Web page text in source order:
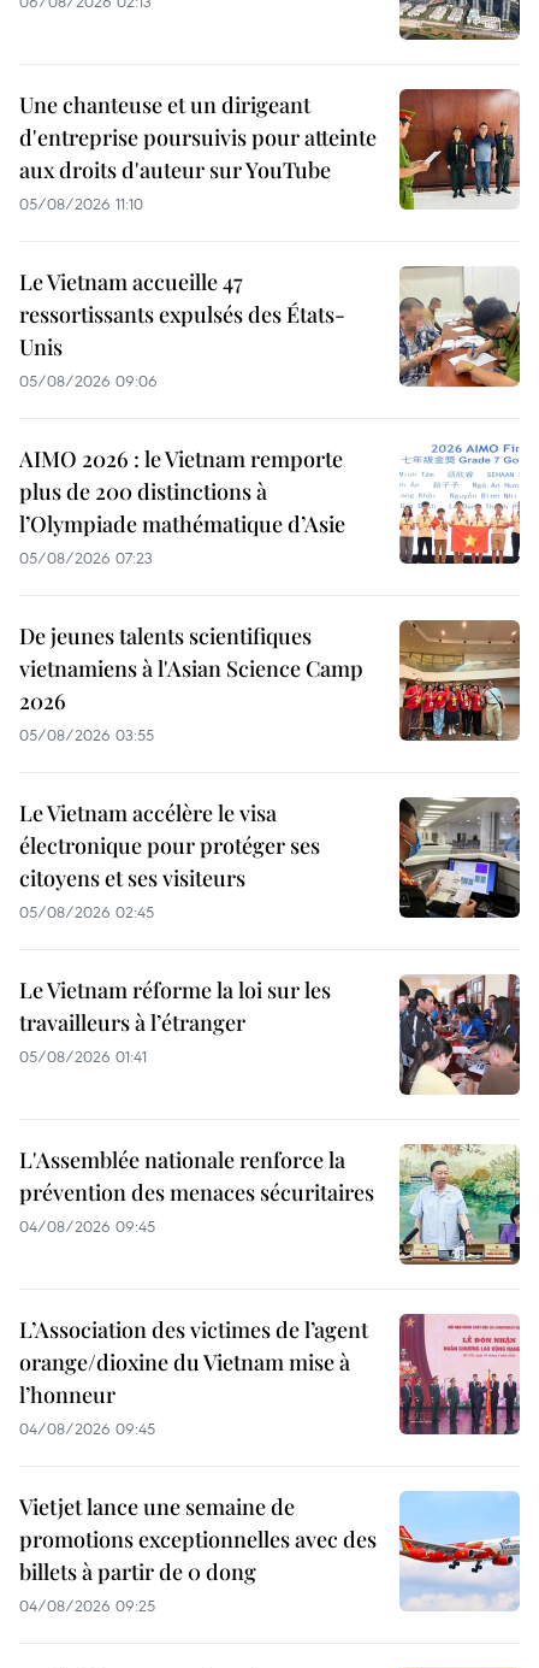
Une chanteuse et un dirigeant
d'entreprise poursuivis pour atteinte
aux droits d'auteur sur YouTube
05/08/2026 11:10
Le Vietnam accueille 47
ressortissants expulsés des États-
Unis
05/08/2026 09:06
AIMO 2026 : le Vietnam remporte
plus de 200 distinctions à
l’Olympiade mathématique d’Asie
05/08/2026 07:23
De jeunes talents scientifiques
vietnamiens à l'Asian Science Camp
2026
05/08/2026 03:55
Le Vietnam accélère le visa
électronique pour protéger ses
citoyens et ses visiteurs
05/08/2026 02:45
Le Vietnam réforme la loi sur les
travailleurs à l’étranger
05/08/2026 01:41
L'Assemblée nationale renforce la
prévention des menaces sécuritaires
04/08/2026 09:45
L’Association des victimes de l’agent
orange/dioxine du Vietnam mise à
l’honneur
04/08/2026 09:45
Vietjet lance une semaine de
promotions exceptionnelles avec des
billets à partir de 0 dong
04/08/2026 09:25